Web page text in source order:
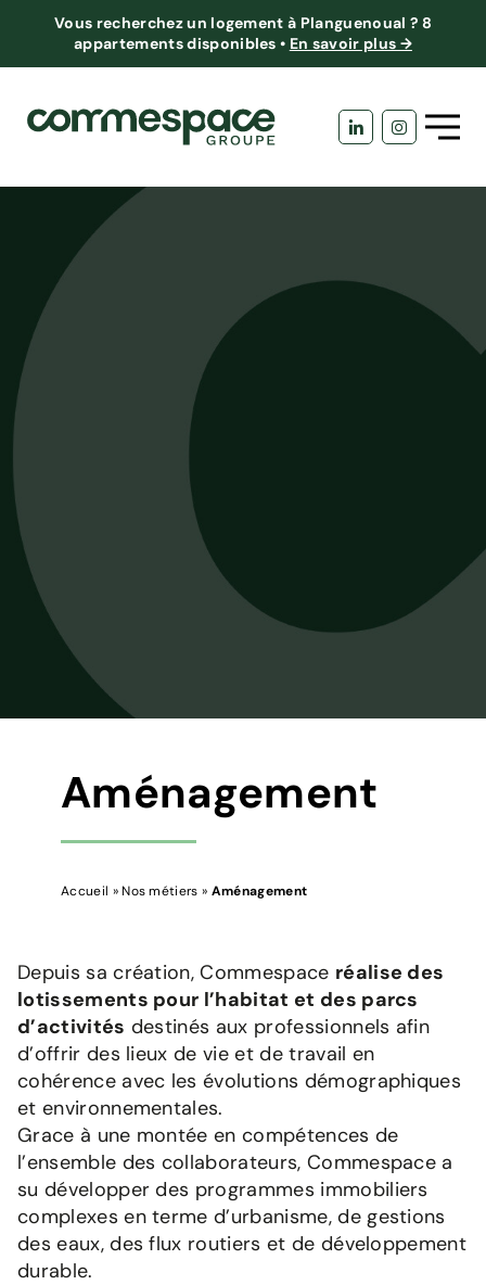
Vous recherchez un logement à Planguenoual ? 8
appartements disponibles • En savoir plus →
Aménagement
Accueil »Nos métiers » Aménagement
Depuis sa création, Commespace réalise des
lotissements pour l’habitat et des parcs
d’activités destinés aux professionnels afin
d’offrir des lieux de vie et de travail en
cohérence avec les évolutions démographiques
et environnementales.
Grace à une montée en compétences de
l’ensemble des collaborateurs, Commespace a
su développer des programmes immobiliers
complexes en terme d’urbanisme, de gestions
des eaux, des flux routiers et de développement
durable.